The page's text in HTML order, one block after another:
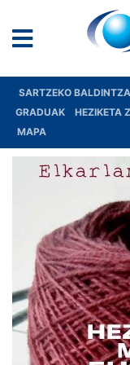
SARTZEKO
GRADUAK
HEZIKETA
MAPA